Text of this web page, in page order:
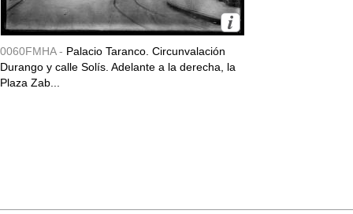
0060FMHA - Palacio Taranco. Circunvalación
Durango y calle Solís. Adelante a la derecha, la
Plaza Zab...